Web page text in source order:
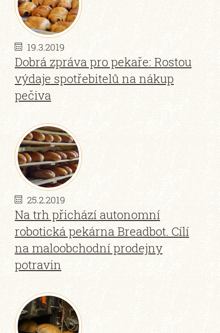
19.3.2019
Dobrá zpráva pro pekaře: Rostou
výdaje spotřebitelů na nákup
pečiva
25.2.2019
Na trh přichází autonomní
robotická pekárna Breadbot. Cílí
na maloobchodní prodejny
potravin